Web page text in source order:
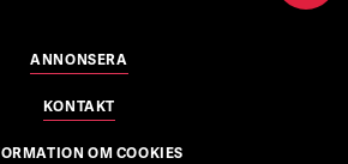
ANNONSERA
KONTAKT
OM COOKIES